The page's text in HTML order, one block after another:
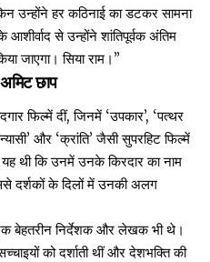
उन्होंने हर कठिनाई का डटकर सामना
से उन्होंने शांतिपूर्वक अंतिम
जाएगा। सिया राम।”
छाप
फिल्में दीं, जिनमें ‘उपकार’, ‘पत्थर
और ‘क्रांति’ जैसी सुपरहिट फिल्में
थी कि उनमें उनके किरदार का नाम
दर्शकों के दिलों में उनकी अलग
बेहतरीन निर्देशक और लेखक भी थे।
को दर्शाती थीं और देशभक्ति की